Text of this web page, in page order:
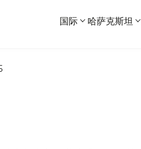
国际 哈萨克斯坦